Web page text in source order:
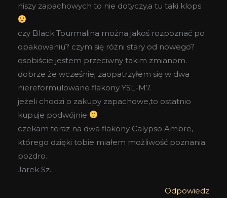
niszy zapachowych to nie dotyczy,a tu taki klops
czy Black Tourmalina można jakoś rozpoznać po
opakowaniu? czym się różni stary od nowego?
osobiście jestem przeciwny takim zmianom.
dobrze że wcześniej zaopatrzyłem się w dwa
niereformulowane flakony YSL-M7.
jeżeli chodzi o zakupy zapachowe,to ostatnio
kupuje podwójnie
czekam teraz na dwa flakony Calypso Ambre,
którego dzięki tobie miałem możliwość poznania.
pozdro.
Jarek Sz.
Odpowiedz